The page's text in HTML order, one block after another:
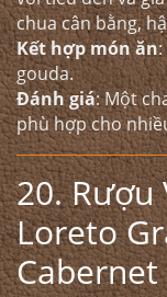
chua cân bằng,
Kết hợp món ăn
gouda.
Đánh giá: Một
phù hợp cho
20. Rượu
Loreto